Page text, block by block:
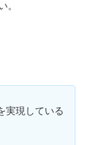
。
実現している